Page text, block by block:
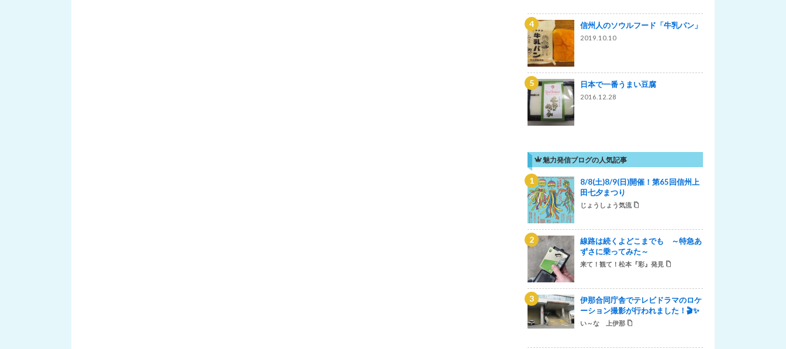
信州人のソウルフード「牛乳パン」
2019.10.10
日本で一番うまい豆腐
2016.12.28
魅力発信ブログの人気記事
8/8(土)8/9(日)開催！第65回信州上
田七夕まつり
じょうしょう気流
線路は続くよどこまでも ～特急あ
ずさに乗ってみた～
来て！観て！松本『彩』発見
伊那合同庁舎でテレビドラマのロケ
ーション撮影が行われました！🎬✨
い～な 上伊那